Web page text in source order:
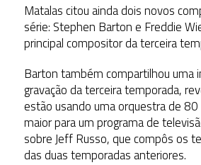
Matalas citou ainda dois novos
série: Stephen Barton e Freddie
principal compositor da terceira
Barton também compartilhou uma
gravação da terceira temporada,
estão usando uma orquestra de 80
maior para um programa de
sobre Jeff Russo, que compôs os
das duas temporadas anteriores.